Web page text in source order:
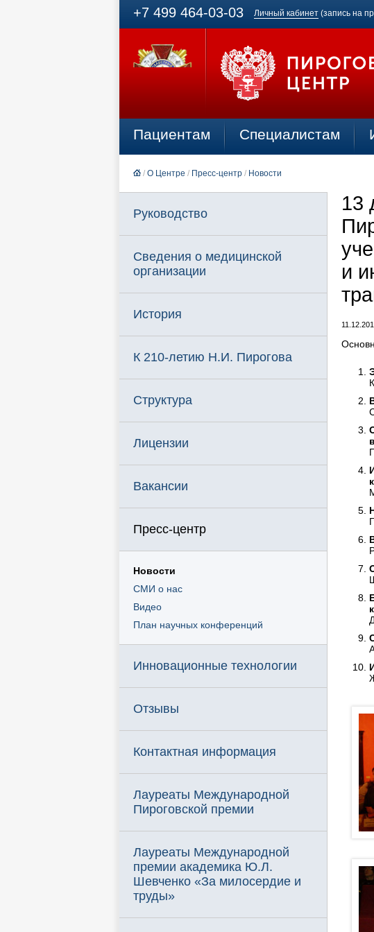
+7 499 464-03-03 Личный кабинет (запись на
Пациентам Специалистам
/ О Центре / Пресс-центр / Новости
Руководство
Сведения о медицинской
организации
История
К 210-летию Н.И. Пирогова
Структура
Лицензии
Вакансии
Пресс-центр
Новости
СМИ о нас
Видео
План научных конференций
Инновационные технологии
Отзывы
Контактная информация
Лауреаты Международной
Пироговской премии
Лауреаты Международной
премии академика Ю.Л.
Шевченко «За милосердие и
труды»
13
и